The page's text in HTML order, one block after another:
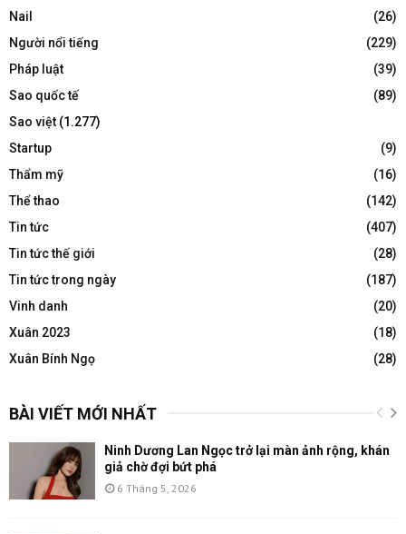
Nail
(26)
Người nổi tiếng
(229)
Pháp luật
(39)
Sao quốc tế
(89)
Sao việt (1.277)
Startup
(9)
Thẩm mỹ
(16)
Thể thao
(142)
Tin tức
(407)
Tin tức thế giới
(28)
Tin tức trong ngày
(187)
Vinh danh
(20)
Xuân 2023
(18)
Xuân Bính Ngọ
(28)
BÀI VIẾT MỚI NHẤT
Ninh Dương Lan Ngọc trở lại màn ảnh rộng, khán
giả chờ đợi bứt phá
6 Tháng 5, 2026